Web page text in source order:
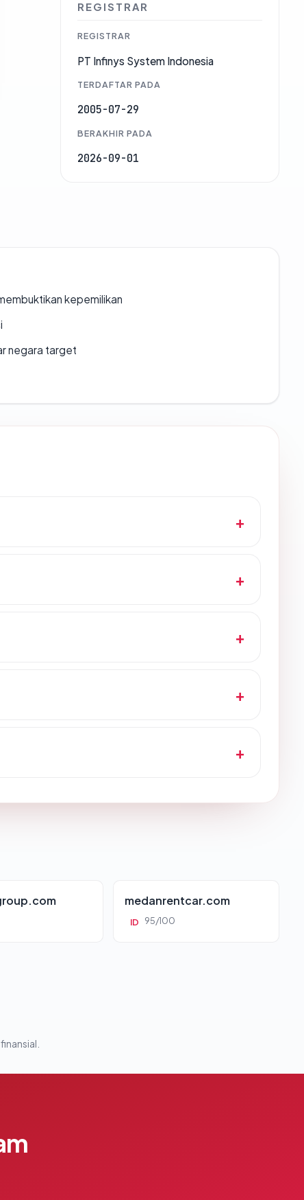
REGISTRAR
REGISTRAR
PT Infinys System Indonesia
TERDAFTAR PADA
2005-07-29
BERAKHIR PADA
2026-09-01
kepemilikan
negara target
medanrentcar.com
ID 95/100